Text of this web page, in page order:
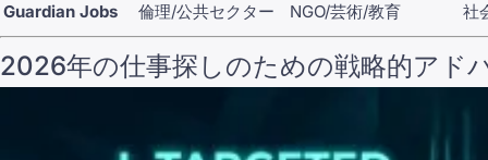
Guardian Jobs
倫理/公共セクター NGO/芸術/教育 社
2026年の仕事探しのための戦略的アド